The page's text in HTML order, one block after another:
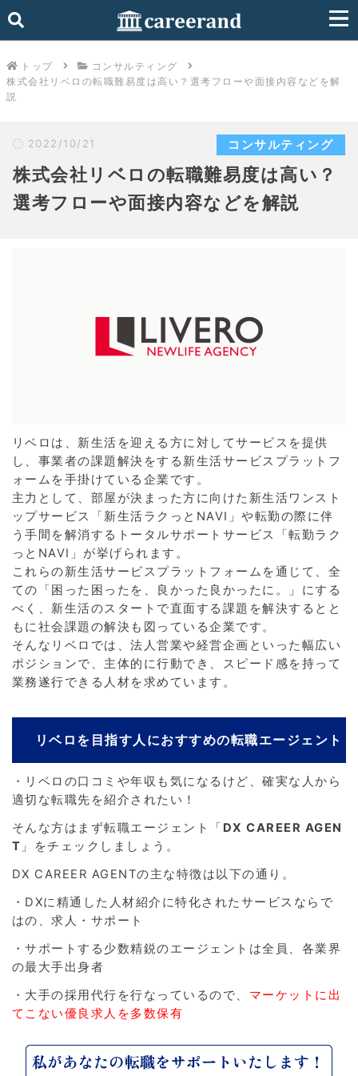
トップ
コンサルティング
株式会社リベロの転職難易度は高い？選考フローや面接内容などを解
説
2022/10/21 コンサルティング
株式会社リベロの転職難易度は高い？
選考フローや面接内容などを解説
リベロは、新生活を迎える方に対してサービスを提供
し、事業者の課題解決をする新生活サービスプラットフ
ォームを手掛けている企業です。
主力として、部屋が決まった方に向けた新生活ワンスト
ップサービス「新生活ラクっとNAVI」や転勤の際に伴
う手間を解消するトータルサポートサービス「転勤ラク
っとNAVI」が挙げられます。
これらの新生活サービスプラットフォームを通じて、全
ての「困った困ったを、良かった良かったに。」にする
べく、新生活のスタートで直面する課題を解決するとと
もに社会課題の解決も図っている企業です。
そんなリベロでは、法人営業や経営企画といった幅広い
ポジションで、主体的に行動でき、スピード感を持って
業務遂行できる人材を求めています。
リベロを目指す人におすすめの転職エージェント
・リベロの口コミや年収も気になるけど、確実な人から
適切な転職先を紹介されたい！
そんな方はまず転職エージェント「 DX CAREER AGEN
T 」をチェックしましょう。
DX CAREER AGENTの主な特徴は以下の通り。
・DXに精通した人材紹介に特化されたサービスならで
はの、求人・サポート
・サポートする少数精鋭のエージェントは全員、各業界
の最大手出身者
・大手の採用代行を行なっているので、 マーケットに出
てこない優良求人を多数保有